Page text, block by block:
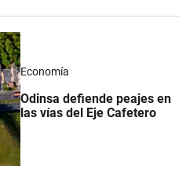
Economía
Odinsa defiende peajes en
las vías del Eje Cafetero